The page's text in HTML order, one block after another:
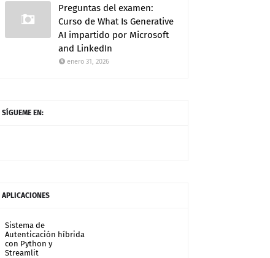
Preguntas del examen:
Curso de What Is Generative
AI impartido por Microsoft
and LinkedIn
enero 31, 2026
SÍGUEME EN:
APLICACIONES
Sistema de
Autenticación híbrida
con Python y
Streamlit